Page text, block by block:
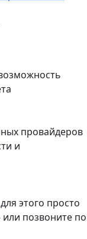
провайдеров
и
этого просто
позвоните по